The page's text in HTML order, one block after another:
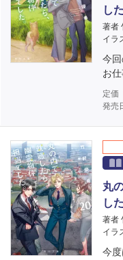
し
著者
イラ
今
お
定価
発売
丸
し
著者
イラ
今